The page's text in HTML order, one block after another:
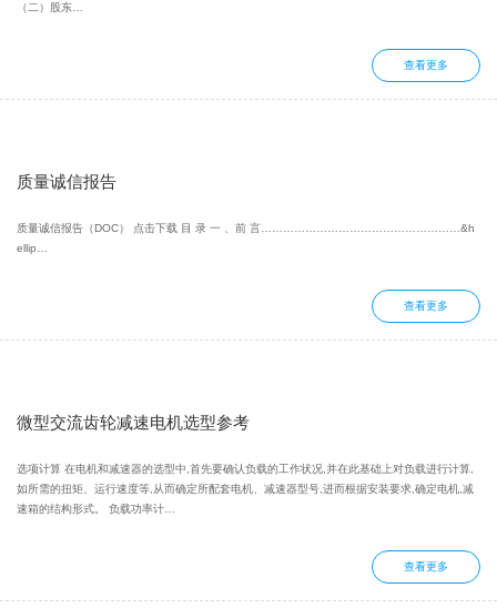
（二）股东…
查看更多
质量诚信报告
质量诚信报告（DOC） 点击下载 目 录 一 、前 言………………………………………………&h
ellip…
查看更多
微型交流齿轮减速电机选型参考
选项计算 在电机和减速器的选型中,首先要确认负载的工作状况,并在此基础上对负载进行计算,
如所需的扭矩、运行速度等,从而确定所配套电机、减速器型号,进而根据安装要求,确定电机,减
速箱的结构形式。 负载功率计…
查看更多